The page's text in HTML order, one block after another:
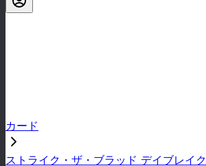
カード
ストライク・ザ・ブラッド デイブレイク